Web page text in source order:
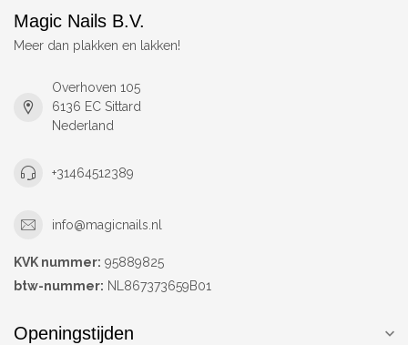
Magic Nails B.V.
Meer dan plakken en lakken!
Overhoven 105
6136 EC Sittard
Nederland
+31464512389
info@magicnails.nl
KVK nummer: 95889825
btw-nummer: NL867373659B01
Openingstijden